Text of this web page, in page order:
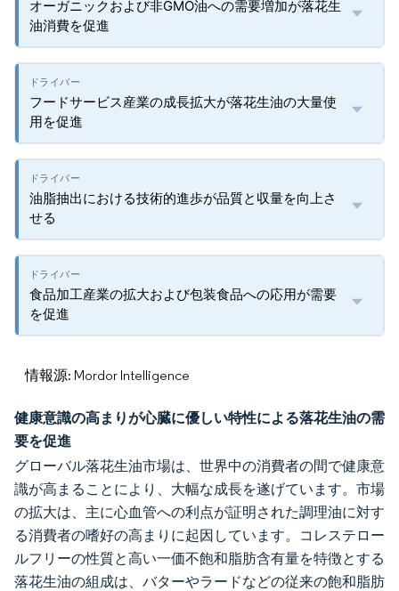
オーガニックおよび非GMO油への需要増加が落花生
油消費を促進
フードサービス産業の成長拡大が落花生油の大量使
用を促進
油脂抽出における技術的進歩が品質と収量を向上さ
せる
食品加工産業の拡大および包装食品への応用が需要
を促進
情報源: Mordor Intelligence
健康意識の高まりが心臓に優しい特性による落花生油の需
要を促進
グローバル落花生油市場は、世界中の消費者の間で健康意
識が高まることにより、大幅な成長を遂げています。市場
の拡大は、主に心血管への利点が証明された調理油に対す
る消費者の嗜好の高まりに起因しています。コレステロー
ルフリーの性質と高い一価不飽和脂肪含有量を特徴とする
落花生油の組成は、バターやラードなどの従来の飽和脂肪